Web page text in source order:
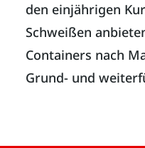
den einjährigen
Schweißen
Containers nach
Grund- und